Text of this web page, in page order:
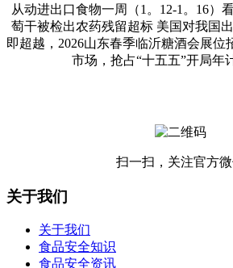
从动进出口食物一周（1。12-1。16）
萄干被检出农药残留超标 美国对我国
即超越，2026山东春季临沂糖酒会展位
市场，抢占“十五五”开局年
扫一扫，关注官方
关于我们
关于我们
食品安全知识
食品安全资讯